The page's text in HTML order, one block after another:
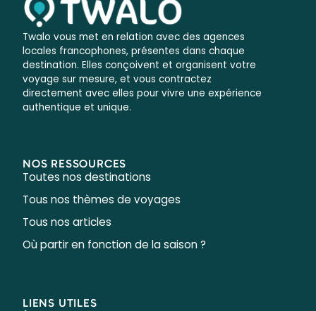
Twalo vous met en relation avec des agences
locales francophones, présentes dans chaque
destination. Elles conçoivent et organisent votre
voyage sur mesure, et vous contractez
directement avec elles pour vivre une expérience
authentique et unique.
NOS RESSOURCES
Toutes nos destinations
Tous nos thèmes de voyages
Tous nos articles
Où partir en fonction de la saison ?
LIENS UTILES